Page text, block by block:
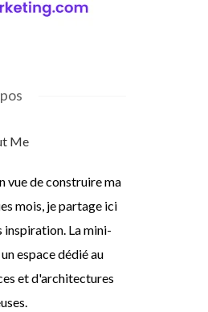
vue de construire ma
mois, je partage ici
inspiration. La mini-
espace dédié au
et d'architectures